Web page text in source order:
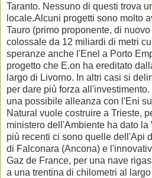
Taranto. Nessuno di questi trova
locale.Alcuni progetti sono molto
Tauro (primo proponente, di
colossale da 12 miliardi di metri
speranze anche l'Enel a Porto
progetto che E.on ha ereditato
largo di Livorno. In altri casi si
per dare più forza
una possibile alleanza con l'Eni
Natural vuole costruire a Trieste,
ministero dell'Ambiente ha dato
più recenti ci sono quelle dell'Api
di Falconara (Ancona) e
Gaz de France, per una nave
a una trentina di chilometri al